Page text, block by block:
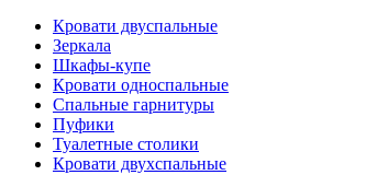
Кровати двуспальные
Зеркала
Шкафы-купе
Кровати односпальные
Спальные гарнитуры
Пуфики
Туалетные столики
Кровати двухспальные